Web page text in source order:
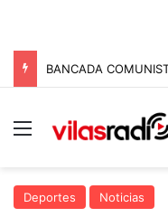
Menú
Deportes Noticias